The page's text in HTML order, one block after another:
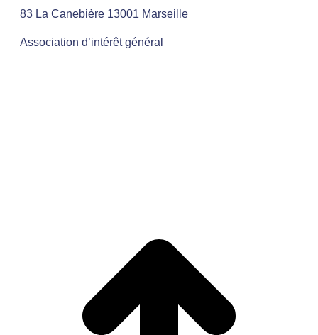
83 La Canebière 13001 Marseille
Association d’intérêt général